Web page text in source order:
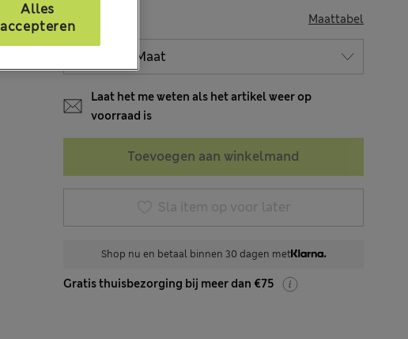
Maattabel
Laat het me weten als het artikel weer op
voorraad is
Toevoegen aan winkelmand
Sla item op voor later
Shop nu en betaal binnen 30 dagen met
Gratis thuisbezorging bij meer dan €75
Alles
accepteren